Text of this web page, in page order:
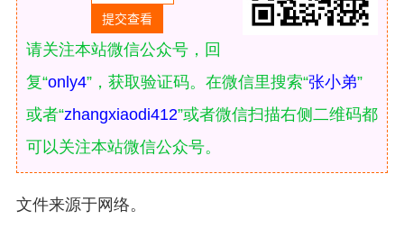
请关注本站微信公众号，回
复“only4”，获取验证码。在微信里搜索“张小弟”
或者“zhangxiaodi412”或者微信扫描右侧二维码都
可以关注本站微信公众号。
文件来源于网络。